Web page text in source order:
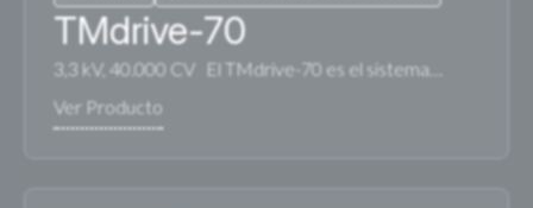
TMdrive-70
3,3 kV, 40.000 CV El TMdrive-70 es el sistema…